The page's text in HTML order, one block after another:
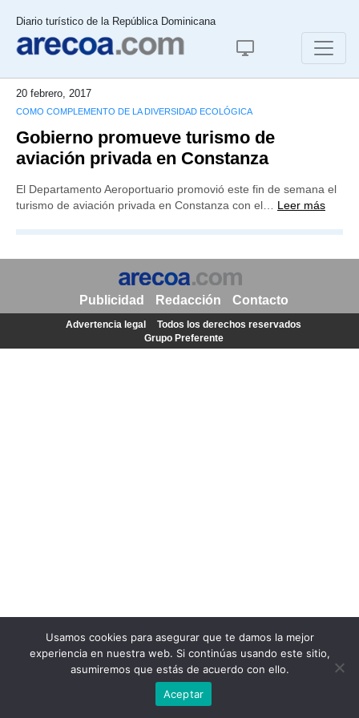
Diario turístico de la República Dominicana
20 febrero, 2017
COMO COMPLEMENTO DE LA DIVERSIDAD ECOLÓGICA
Gobierno promueve turismo de
aviación privada en Constanza
El Departamento Aeroportuario promovió este fin de semana el
turismo de aviación privada en Constanza con el… Leer más
Usamos cookies para asegurar que te damos la mejor
experiencia en nuestra web. Si continúas usando este sitio,
asumiremos que estás de acuerdo con ello.
Aceptar
Publicidad Redacción Contacto
Advertencia legal
Todos los derechos reservados
Grupo Preferente